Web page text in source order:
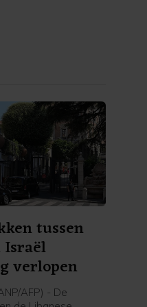
tussen
Israël
verlopen
AFP) - De